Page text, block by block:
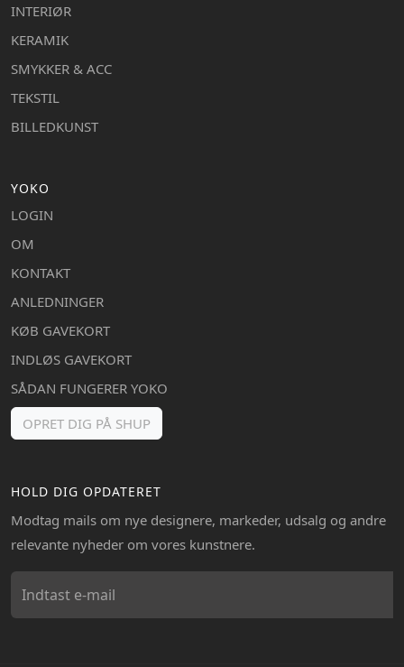
INTERIØR
KERAMIK
SMYKKER & ACC
TEKSTIL
BILLEDKUNST
YOKO
LOGIN
OM
KONTAKT
ANLEDNINGER
KØB GAVEKORT
INDLØS GAVEKORT
SÅDAN FUNGERER YOKO
OPRET DIG PÅ SHUP
HOLD DIG OPDATERET
Modtag mails om nye designere, markeder, udsalg og andre
relevante nyheder om vores kunstnere.